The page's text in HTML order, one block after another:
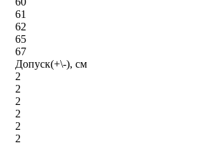
61
62
65
67
Допуск(+\-), см
2
2
2
2
2
2